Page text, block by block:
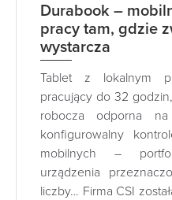
Durabook –
pracy tam, gdzie
wystarcza
Tablet z lokalnym
pracujący do 32
robocza odporna
konfigurowalny
mobilnych –
urządzenia
liczby… Firma CSI